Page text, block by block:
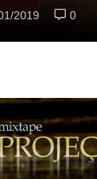
2019 0